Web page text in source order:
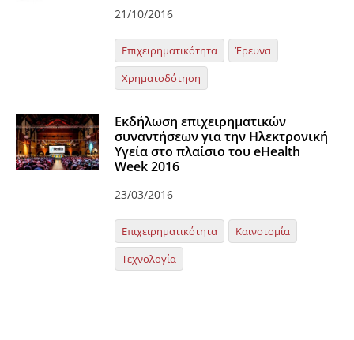
21/10/2016
Επιχειρηματικότητα
Έρευνα
Χρηματοδότηση
Εκδήλωση επιχειρηματικών
συναντήσεων για την Ηλεκτρονική
Υγεία στο πλαίσιο του eHealth
Week 2016
23/03/2016
Επιχειρηματικότητα
Καινοτομία
Τεχνολογία